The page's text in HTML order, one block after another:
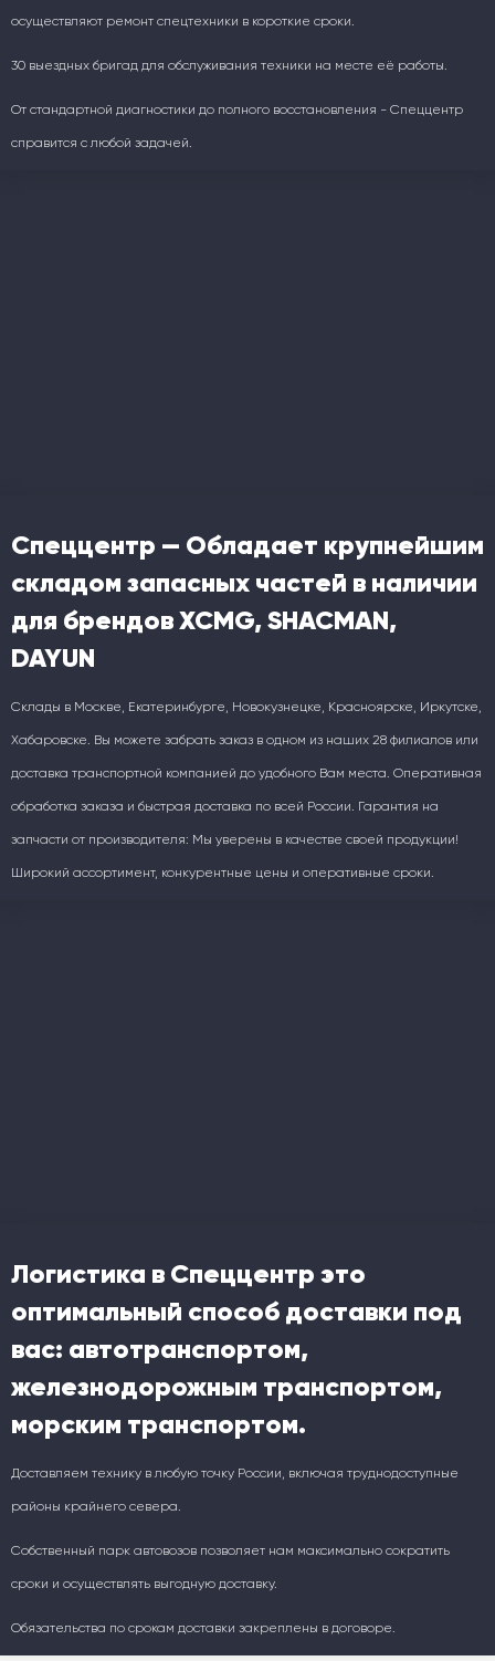
осуществляют ремонт спецтехники в короткие сроки.
30 выездных бригад для обслуживания техники на месте её работы.
От стандартной диагностики до полного восстановления - Спеццентр
справится с любой задачей.
Спеццентр — Обладает крупнейшим
складом запасных частей в наличии
для брендов XCMG, SHACMAN,
DAYUN
Склады в Москве, Екатеринбурге, Новокузнецке, Красноярске, Иркутске,
Хабаровске. Вы можете забрать заказ в одном из наших 28 филиалов или
доставка транспортной компанией до удобного Вам места. Оперативная
обработка заказа и быстрая доставка по всей России. Гарантия на
запчасти от производителя: Мы уверены в качестве своей продукции!
Широкий ассортимент, конкурентные цены и оперативные сроки.
Логистика в Спеццентр это
оптимальный способ доставки под
вас: автотранспортом,
железнодорожным транспортом,
морским транспортом.
Доставляем технику в любую точку России, включая труднодоступные
районы крайнего севера.
Собственный парк автовозов позволяет нам максимально сократить
сроки и осуществлять выгодную доставку.
Обязательства по срокам доставки закреплены в договоре.